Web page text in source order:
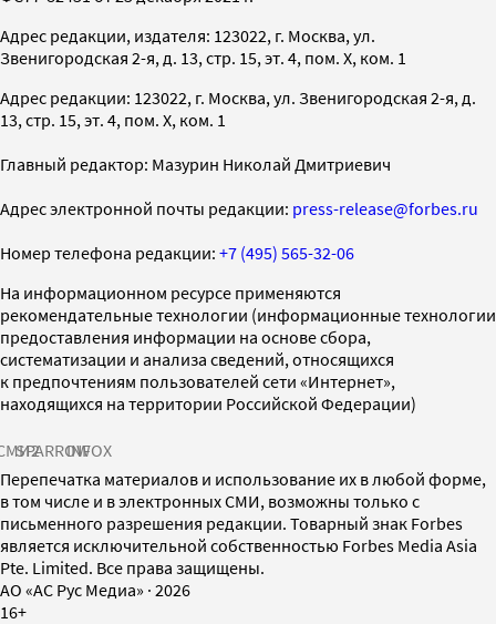
Адрес редакции, издателя: 123022, г. Москва, ул.
Звенигородская 2-я, д. 13, стр. 15, эт. 4, пом. X, ком. 1
Адрес редакции: 123022, г. Москва, ул. Звенигородская 2-я, д.
13, стр. 15, эт. 4, пом. X, ком. 1
Главный редактор: Мазурин Николай Дмитриевич
Адрес электронной почты редакции: press-release@forbes.ru
Номер телефона редакции: +7 (495) 565-32-06
На информационном ресурсе применяются
рекомендательные технологии (информационные технологии
предоставления информации на основе сбора,
систематизации и анализа сведений, относящихся
к предпочтениям пользователей сети «Интернет»,
находящихся на территории Российской Федерации)
SPARROWINFOX
Перепечатка материалов и использование их в любой форме,
в том числе и в электронных СМИ, возможны только с
письменного разрешения редакции. Товарный знак Forbes
является исключительной собственностью Forbes Media Asia
Pte. Limited. Все права защищены.
AO «АС Рус Медиа» · 2026
16+